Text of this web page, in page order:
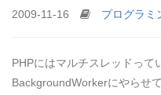
2009-11-16 プログラミ
PHPにはマルチスレッドって
BackgroundWorkerにやらせ